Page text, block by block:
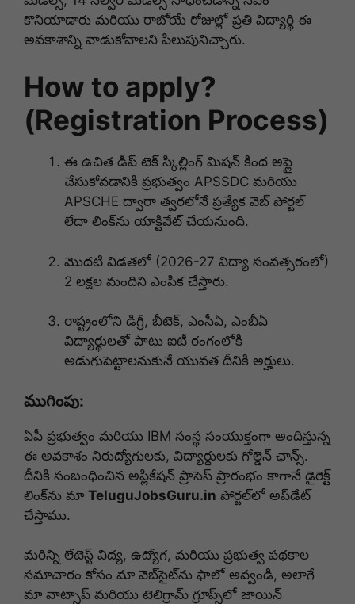
కొనియాడారు మరియు రాబోయే రోజుల్లో ప్రతి విద్యార్థి ఈ
అవకాశాన్ని వాడుకోవాలని పిలుపునిచ్చారు.
How to apply?
(Registration Process)
ఈ ఉచిత డీప్ టెక్ స్కిల్లింగ్ మిషన్ కింద అప్లై
చేసుకోవడానికి ప్రభుత్వం APSSDC మరియు
APSCHE ద్వారా త్వరలోనే ప్రత్యేక వెబ్ పోర్టల్
లేదా లింక్‌ను యాక్టివేట్ చేయనుంది.
మొదటి విడతలో (2026-27 విద్యా సంవత్సరంలో)
2 లక్షల మందిని ఎంపిక చేస్తారు.
రాష్ట్రంలోని డిగ్రీ, బీటెక్, ఎంసీఏ, ఎంబీఏ
విద్యార్థులతో పాటు ఐటీ రంగంలోకి
అడుగుపెట్టాలనుకునే యువత దీనికి అర్హులు.
ముగింపు:
ఏపీ ప్రభుత్వం మరియు IBM సంస్థ సంయుక్తంగా అందిస్తున్న
ఈ అవకాశం నిరుద్యోగులకు, విద్యార్థులకు గోల్డెన్ ఛాన్స్.
దీనికి సంబంధించిన అప్లికేషన్ ప్రాసెస్ ప్రారంభం కాగానే డైరెక్ట్
లింక్‌ను మా TeluguJobsGuru.in పోర్టల్‌లో అప్‌డేట్
చేస్తాము.
మరిన్ని లేటెస్ట్ విద్య, ఉద్యోగ, మరియు ప్రభుత్వ పథకాల
సమాచారం కోసం మా వెబ్‌సైట్‌ను ఫాలో అవ్వండి, అలాగే
మా వాట్సాప్ మరియు టెలిగ్రామ్ గ్రూప్స్‌లో జాయిన్